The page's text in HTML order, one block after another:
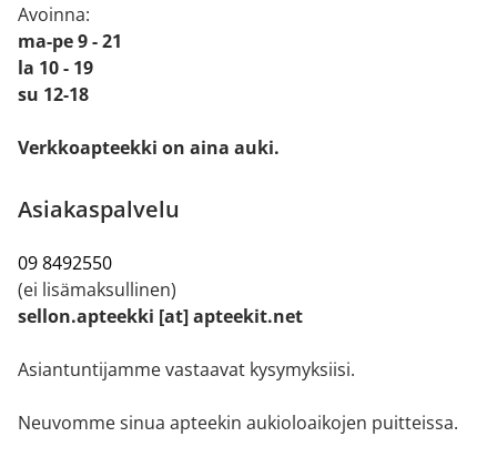
Avoinna:
ma-pe 9 - 21
la 10 - 19
su 12-18
Verkkoapteekki on aina auki.
Asiakaspalvelu
09 8492550
(ei lisämaksullinen)
sellon.apteekki [at] apteekit.net
Asiantuntijamme vastaavat kysymyksiisi.
Neuvomme sinua apteekin aukioloaikojen puitteissa.